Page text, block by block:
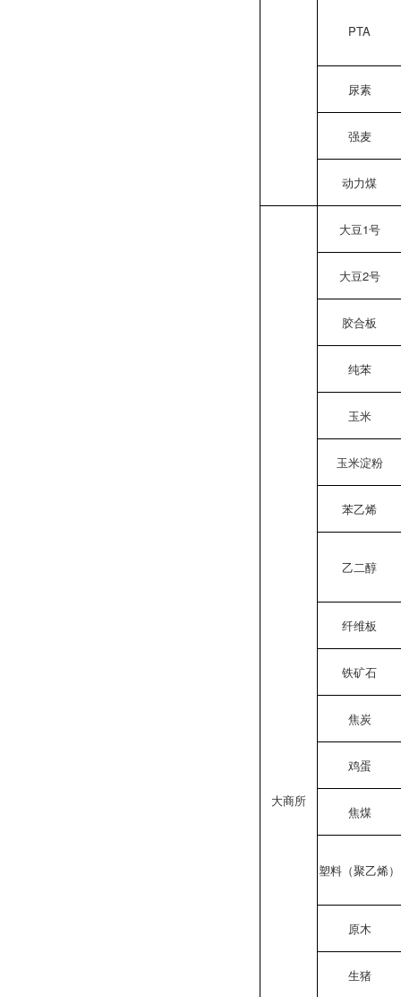
PTA
尿素
强麦
动力煤
大商所
大豆1号
大豆2号
胶合板
纯苯
玉米
玉米淀粉
苯乙烯
乙二醇
纤维板
铁矿石
焦炭
鸡蛋
焦煤
塑料（聚乙烯）
原木
生猪